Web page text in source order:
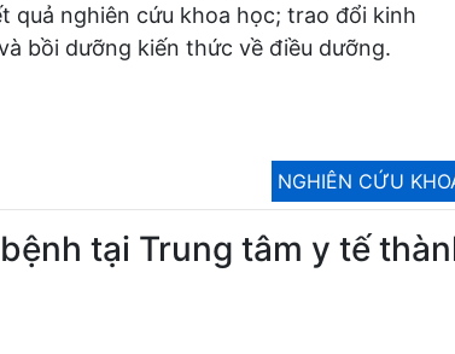
quả nghiên cứu khoa học; trao đổi kinh
bồi dưỡng kiến thức về điều dưỡng.
NGHIÊN CỨU
tại Trung tâm y tế